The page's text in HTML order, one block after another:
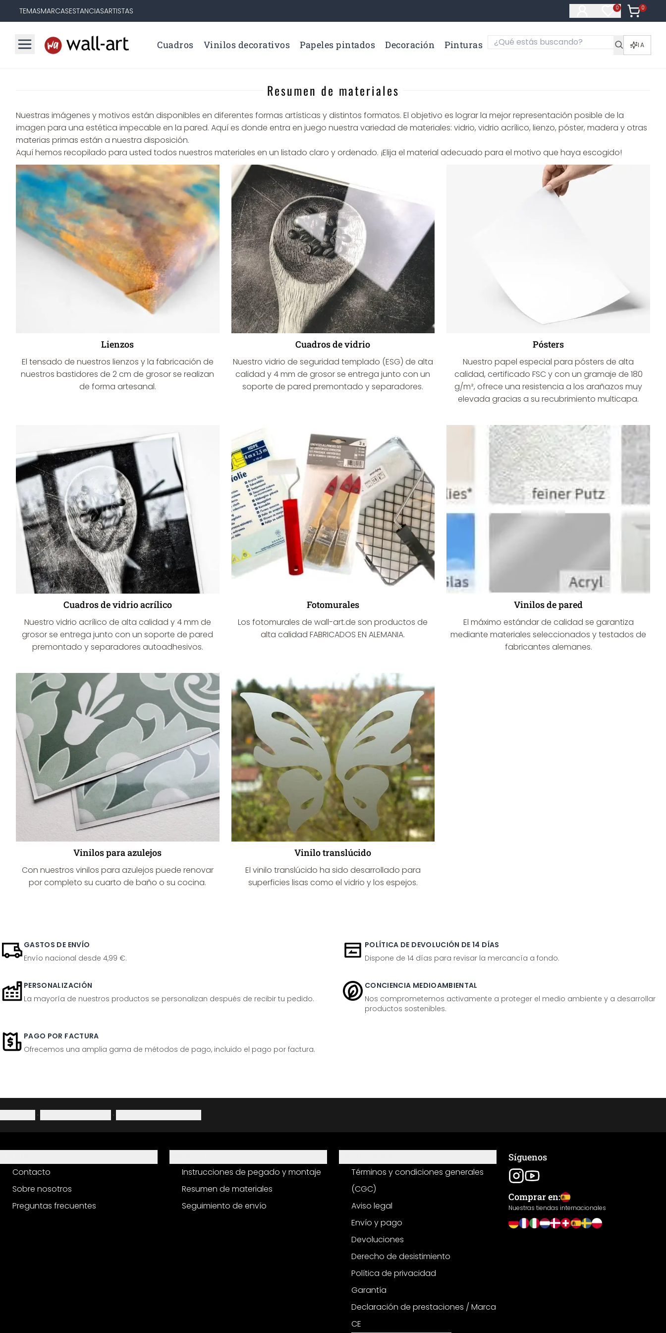
TEMASMARCASESTANCIASARTISTAS 0
Artículos en
0
Artículos
Cuadros Vinilos decorativos Papeles pintados Decoración Pinturas IA
Resumen de materiales
Nuestras imágenes y motivos están disponibles en diferentes formas artísticas y distintos formatos. El objetivo es lograr la mejor representación posible de la
imagen para una estética impecable en la pared. Aquí es donde entra en juego nuestra variedad de materiales: vidrio, vidrio acrílico, lienzo, póster, madera y otras
materias primas están a nuestra disposición.
Aquí hemos recopilado para usted todos nuestros materiales en un listado claro y ordenado. ¡Elija el material adecuado para el motivo que haya escogido!
Lienzos
El tensado de nuestros lienzos y la fabricación de
nuestros bastidores de 2 cm de grosor se realizan
de forma artesanal.
Cuadros de vidrio
Nuestro vidrio de seguridad templado (ESG) de alta
calidad y 4 mm de grosor se entrega junto con un
soporte de pared premontado y separadores.
Pósters
Nuestro papel especial para pósters de alta
calidad, certificado FSC y con un gramaje de 180
g/m², ofrece una resistencia a los arañazos muy
elevada gracias a su recubrimiento multicapa.
Cuadros de vidrio acrílico
Nuestro vidrio acrílico de alta calidad y 4 mm de
grosor se entrega junto con un soporte de pared
premontado y separadores autoadhesivos.
Fotomurales
Los fotomurales de wall-art.de son productos de
alta calidad FABRICADOS EN ALEMANIA.
Vinilos de pared
El máximo estándar de calidad se garantiza
mediante materiales seleccionados y testados de
fabricantes alemanes.
Vinilos para azulejos
Con nuestros vinilos para azulejos puede renovar
por completo su cuarto de baño o su cocina.
Vinilo translúcido
El vinilo translúcido ha sido desarrollado para
superficies lisas como el vidrio y los espejos.
GASTOS DE ENVÍO
Envío nacional desde 4,99 €.
POLÍTICA DE DEVOLUCIÓN DE 14 DÍAS
Dispone de 14 días para revisar la mercancía a fondo.
PERSONALIZACIÓN
La mayoría de nuestros productos se personalizan después de recibir tu pedido.
CONCIENCIA MEDIOAMBIENTAL
Nos comprometemos activamente a proteger el medio ambiente y a desarrollar
productos sostenibles.
PAGO POR FACTURA
Ofrecemos una amplia gama de métodos de pago, incluido el pago por factura.
· ·
Contacto
Sobre nosotros
Preguntas frecuentes
Instrucciones de pegado y montaje
Resumen de materiales
Seguimiento de envío
Términos y condiciones generales
(CGC)
Aviso legal
Envío y pago
Devoluciones
Derecho de desistimiento
Política de privacidad
Garantía
Declaración de prestaciones / Marca
CE
Síguenos
Comprar en:
Nuestras tiendas internacionales